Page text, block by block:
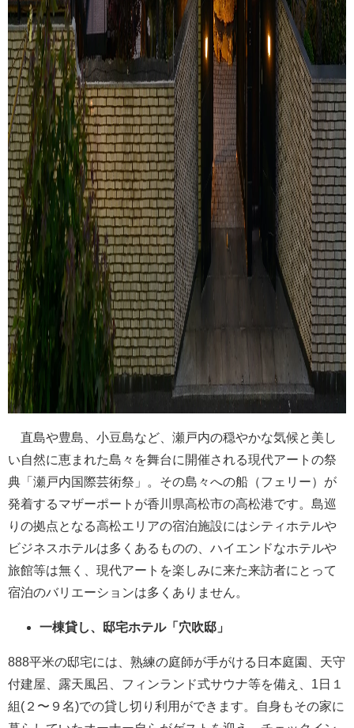
直島や豊島、小豆島など、瀬戸内の穏やかな気候と美し
い自然に恵まれた島々を舞台に開催される現代アートの祭
典「瀬戸内国際芸術祭」。その島々への船（フェリー）が
発着するマザーポートが香川県高松市の高松港です。島巡
りの拠点となる高松エリアの宿泊施設にはシティホテルや
ビジネスホテルは多くあるものの、ハイエンドなホテルや
旅館等は無く、現代アートを楽しみに来た来訪者にとって
宿泊のバリエーションは多くありません。
一棟貸し、邸宅ホテル「穴吹邸」
888平米の邸宅には、熟練の庭師が手がける日本庭園、天守
付建屋、露天風呂、フィンランド式サウナ等を備え、1日１
組(２〜９名)での貸し切り利用ができます。自身もその家に